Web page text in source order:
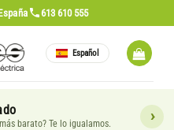
613 610 555
Español
barato? Te lo igualamos.